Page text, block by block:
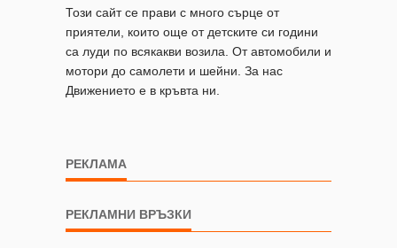
Този сайт се прави с много сърце от
приятели, които още от детските си години
са луди по всякакви возила. От автомобили и
мотори до самолети и шейни. За нас
Движението е в кръвта ни.
РЕКЛАМА
РЕКЛАМНИ ВРЪЗКИ